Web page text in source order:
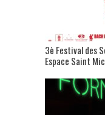
3è Festival des
Espace Saint